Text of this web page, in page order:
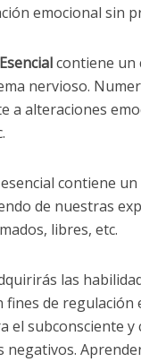
emocional sin
contiene un
nervioso.
a alteraciones
esencial contiene
de nuestras
libres, etc.
las
de regulación
el subconsciente
negativos.